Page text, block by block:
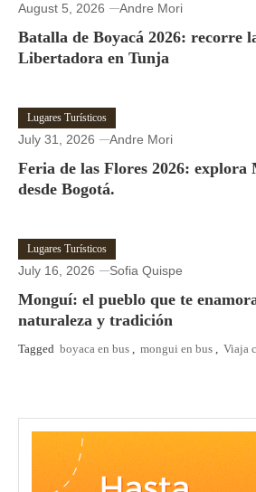
August 5, 2026 Andre Mori
Batalla de Boyacá 2026: recorre
Libertadora en Tunja
Lugares Turísticos
July 31, 2026 Andre Mori
Feria de las Flores 2026:
desde Bogotá.
Lugares Turísticos
July 16, 2026 Sofia Quispe
Monguí: el pueblo que te
naturaleza y tradición
Tagged boyaca en bus , mongui en bus , Viaja